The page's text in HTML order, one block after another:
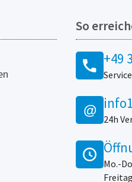
So
+49
@
24h
Mo.-